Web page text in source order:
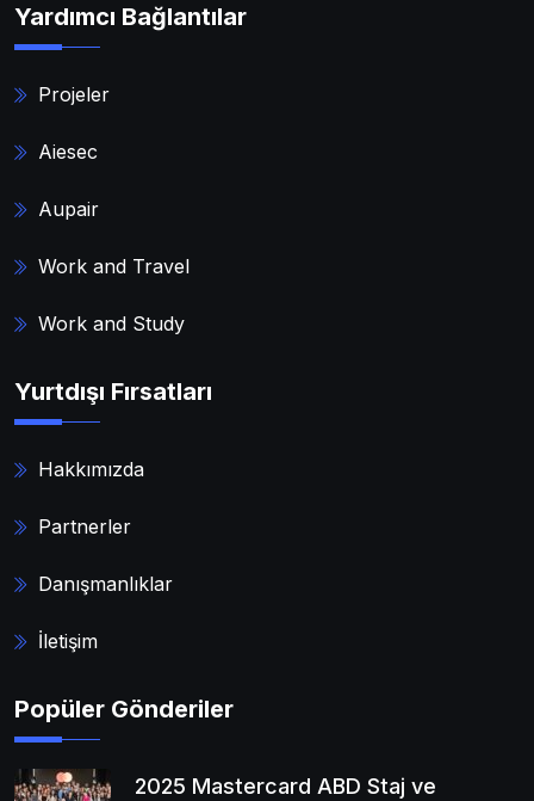
Yardımcı Bağlantılar
Projeler
Aiesec
Aupair
Work and Travel
Work and Study
Yurtdışı Fırsatları
Hakkımızda
Partnerler
Danışmanlıklar
İletişim
Popüler Gönderiler
2025 Mastercard ABD Staj ve